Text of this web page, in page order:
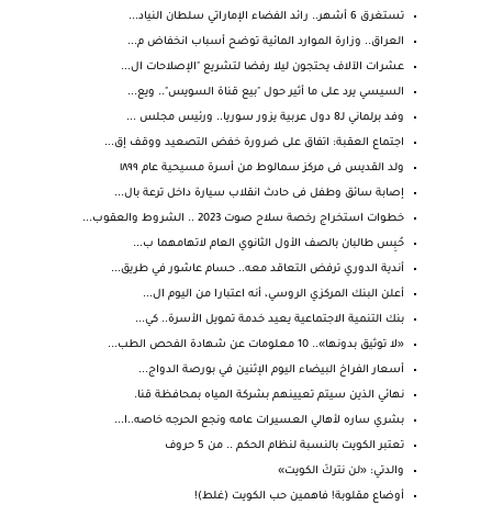
تستغرق 6 أشهر.. رائد الفضاء الإماراتي سلطان النياد...
العراق.. وزارة الموارد المائية توضح أسباب انخفاض م...
عشرات الآلاف يحتجون ليلا رفضا لتشريع "الإصلاحات ال...
السيسي يرد على ما أثير حول "بيع قناة السويس".. ويع...
وفد برلماني لـ8 دول عربية يزور سوريا.. ورئيس مجلس ...
اجتماع العقبة: اتفاق على ضرورة خفض التصعيد ووقف إق...
ولد القديس فى مركز سمالوط من أسرة مسيحية عام ١٨٩٩
إصابة سائق وطفل فى حادث انقلاب سيارة داخل ترعة بال...
خطوات استخراج رخصة سلاح صوت 2023 .. الشروط والعقوب...
حُبِس طالبان بالصف الأول الثانوي العام لاتهامهما ب...
أندية الدوري ترفض التعاقد معه.. حسام عاشور في طريق...
أعلن البنك المركزي الروسي، أنه اعتبارا من اليوم ال...
بنك التنمية الاجتماعية يعيد خدمة تمويل الأسرة.. كي...
«لا توثيق بدونها».. 10 معلومات عن شهادة الفحص الطب...
أسعار الفراخ البيضاء اليوم الإثنين في بورصة الدواج...
نهائي الذين سيتم تعيينهم بشركة المياه بمحافظة قنا.
بشري ساره لأهالي العسيرات عامه ونجع الحرجه خاصه..ا...
تعتبر الكويت بالنسبة لنظام الحكم .. من 5 حروف
والدتي: «لن نتركَ الكويت»
أوضاع مقلوبة! فاهمين حب الكويت (غلط)!